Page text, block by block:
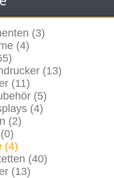
(3)
(4)
(13)
(11)
(5)
(4)
(2)
(4)
(40)
(13)